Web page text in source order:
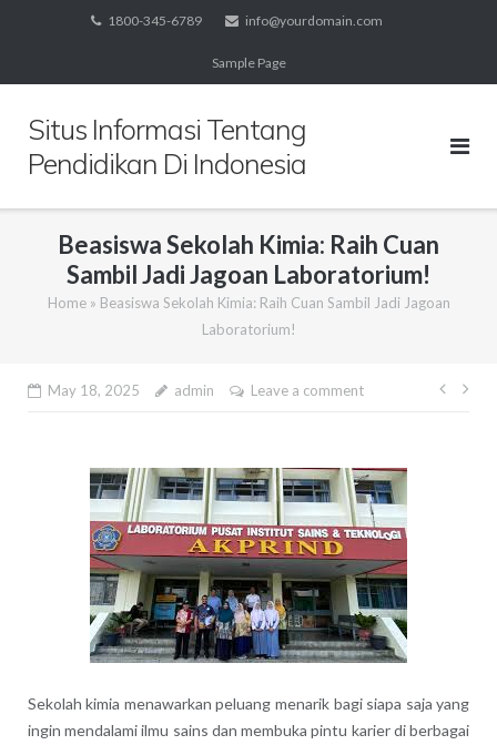
1800-345-6789 info@yourdomain.com
Sample Page
Situs Informasi Tentang
Pendidikan Di Indonesia
Beasiswa Sekolah Kimia: Raih Cuan
Sambil Jadi Jagoan Laboratorium!
Home» Beasiswa Sekolah Kimia: Raih Cuan Sambil Jadi Jagoan
Laboratorium!
May 18, 2025 admin Leave a comment
Post
Sekolah kimia menawarkan peluang menarik bagi siapa saja yang
ingin mendalami ilmu sains dan membuka pintu karier di berbagai